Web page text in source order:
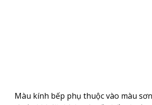
Màu kính bếp phụ thuộc vào màu